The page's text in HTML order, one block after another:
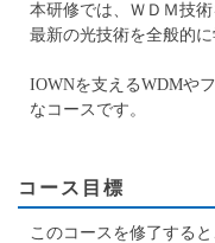
本研修では、ＷＤＭ技
最新の光技術を全般的
IOWNを支えるWDMや
なコースです。
コース目標
このコースを修了する